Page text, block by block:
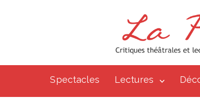
Spectacles Lectures